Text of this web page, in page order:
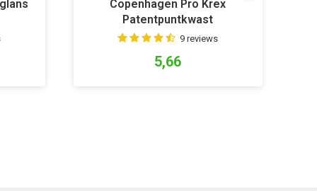
Copenhagen Pro Krex
Patentpuntkwast
9 reviews
5,66